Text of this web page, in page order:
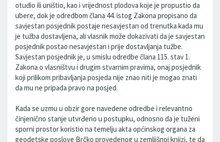
otuđio ili uništio, kao i vrijednost plodova koje je propustio da
ubere, dok je odredbom člana 44. istog Zakona propisano da
savjestan posjednik postaje nesavjestan od trenutka kada mu
je tužba dostavljena, ali vlasnik može dokazivati da je savjestan
posjednik postao nesavjestan i prije dostavljanja tužbe.
Savjestan posjednik je, u smislu odredbe člana 115. stav 1.
Zakona o vlasništvu i drugim stvarnim pravima, onaj posjednik
koji prilikom pribavljanja posjeda nije znao niti je mogao znati
da mu ne pripada pravo na posjed.
Kada se uzmu u obzir gore navedene odredbe i relevantno
činjenično stanje utvrđeno u postupku, odnosno da je tuženi
sporni prostor koristio na temelju akta općinskog organa za
geodetske poslove Brčko provedenog u zemljišnoj knjizi, te da